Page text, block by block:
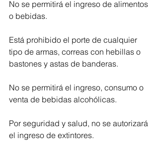
No se permitirá el ingreso de alimentos
o bebidas.
Está prohibido el porte de cualquier
tipo de armas, correas con hebillas o
bastones y astas de banderas.
No se permitirá el ingreso, consumo o
venta de bebidas alcohólicas.
Por seguridad y salud, no se autorizará
el ingreso de extintores.